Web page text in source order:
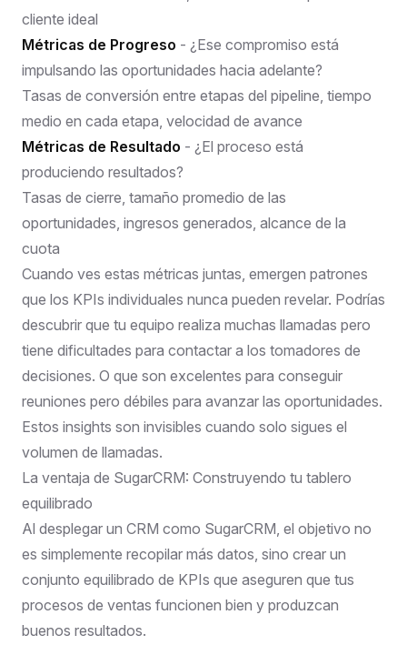
cliente ideal
Métricas de Progreso - ¿Ese compromiso está
impulsando las oportunidades hacia adelante?
Tasas de conversión entre etapas del pipeline, tiempo
medio en cada etapa, velocidad de avance
Métricas de Resultado - ¿El proceso está
produciendo resultados?
Tasas de cierre, tamaño promedio de las
oportunidades, ingresos generados, alcance de la
cuota
Cuando ves estas métricas juntas, emergen patrones
que los KPIs individuales nunca pueden revelar. Podrías
descubrir que tu equipo realiza muchas llamadas pero
tiene dificultades para contactar a los tomadores de
decisiones. O que son excelentes para conseguir
reuniones pero débiles para avanzar las oportunidades.
Estos insights son invisibles cuando solo sigues el
volumen de llamadas.
La ventaja de SugarCRM: Construyendo tu tablero
equilibrado
Al desplegar un CRM como SugarCRM, el objetivo no
es simplemente recopilar más datos, sino crear un
conjunto equilibrado de KPIs que aseguren que tus
procesos de ventas funcionen bien y produzcan
buenos resultados.